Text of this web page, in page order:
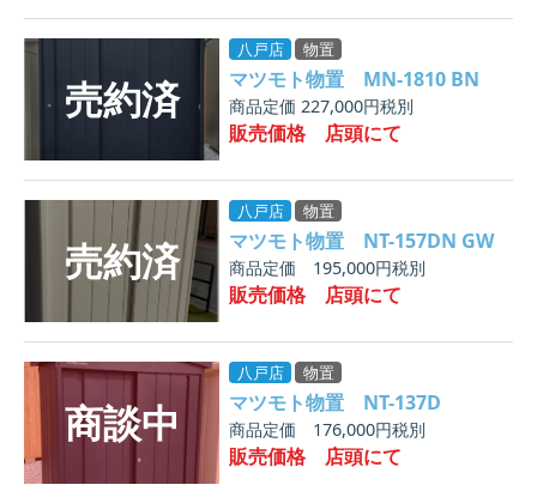
八戸店 物置
マツモト物置 MN-1810 BN
商品定価 227,000円税別
販売価格 店頭にて
八戸店 物置
マツモト物置 NT-157DN GW
商品定価 195,000円税別
販売価格 店頭にて
八戸店 物置
マツモト物置 NT-137D
商品定価 176,000円税別
販売価格 店頭にて